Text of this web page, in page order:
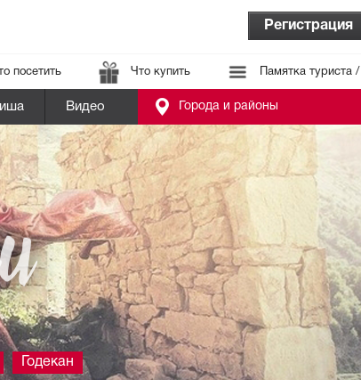
Регистрация
посетить Что купить Памятка туриста
Видео Города и районы
Годекан